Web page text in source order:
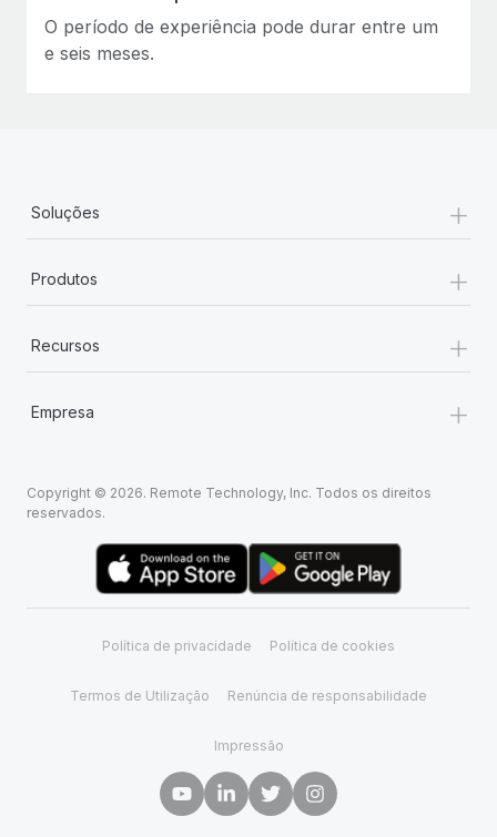
O período de experiência pode durar entre um
e seis meses.
Soluções +
Produtos +
Recursos +
Empresa +
Copyright © 2026. Remote Technology, Inc. Todos os direitos
reservados.
Política de privacidade Política de cookies
Termos de Utilização Renúncia de responsabilidade
Impressão